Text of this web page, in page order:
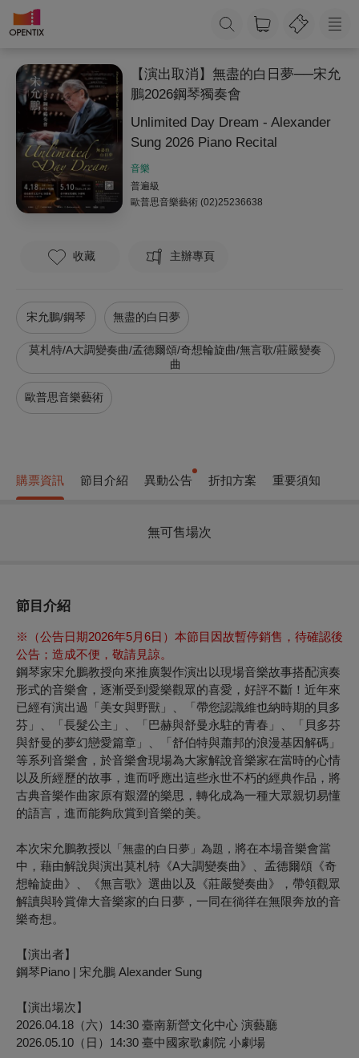
【演出取消】無盡的白日夢──宋允
鵬2026鋼琴獨奏會
Unlimited Day Dream - Alexander
Sung 2026 Piano Recital
音樂
普遍級
歐普思音樂藝術 (02)25236638
收藏 主辦專頁
宋允鵬/鋼琴 無盡的白日夢
莫札特/A大調變奏曲/孟德爾頌/奇想輪旋曲/無言歌/莊嚴變奏
曲
歐普思音樂藝術
購票資訊 節目介紹 異動公告 折扣方案 重要須知
無可售場次
節目介紹
※（公告日期2026年5月6日）本節目因故暫停銷售，待確認後
公告；造成不便，敬請見諒。
鋼琴家宋允鵬教授向來推廣製作演出以現場音樂故事搭配演奏
形式的音樂會，逐漸受到愛樂觀眾的喜愛，好評不斷！近年來
已經有演出過「美女與野獸」、「帶您認識維也納時期的貝多
芬」、「長髮公主」、「巴赫與舒曼永駐的青春」、「貝多芬
與舒曼的夢幻戀愛篇章」、「舒伯特與蕭邦的浪漫基因解碼」
等系列音樂會，於音樂會現場為大家解說音樂家在當時的心情
以及所經歷的故事，進而呼應出這些永世不朽的經典作品，將
古典音樂作曲家原有艱澀的樂思，轉化成為一種大眾親切易懂
的語言，進而能夠欣賞到音樂的美。
本次宋允鵬教授 以「無盡的白日夢」為題， 將在本場音樂會當
中，藉由解說與演出莫札特《A大調變奏曲》、孟德爾頌《奇
想輪旋曲》、《無言歌》選曲以及《莊嚴變奏曲》，帶領觀眾
解讀與聆賞偉大音樂家的白日夢，一同在徜徉在無限奔放的音
樂奇想。
【演出者】
鋼琴Piano | 宋允鵬 Alexander Sung
【演出場次】
2026.04.18（六）14:30 臺南新營文化中心 演藝廳
2026.05.10（日）14:30 臺中國家歌劇院 小劇場